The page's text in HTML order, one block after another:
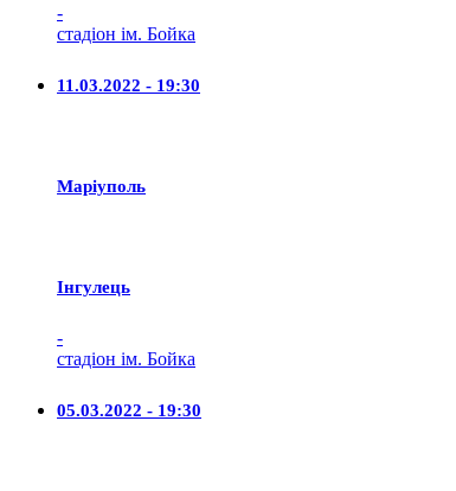
-
стадіон ім. Бойка
11.03.2022 - 19:30
Маріуполь
Iнгулець
-
стадіон ім. Бойка
05.03.2022 - 19:30